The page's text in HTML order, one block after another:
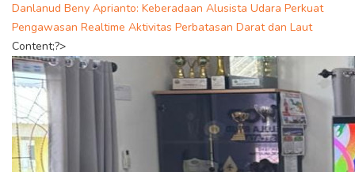
Danlanud Beny Aprianto: Keberadaan Alusista Udara Perkuat
Pengawasan Realtime Aktivitas Perbatasan Darat dan Laut
Content;?>